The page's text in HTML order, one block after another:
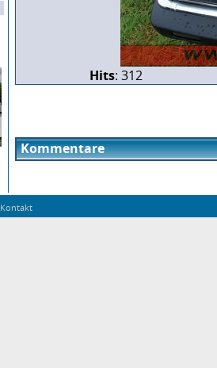
Hits: 312
Kommentare
Kontakt